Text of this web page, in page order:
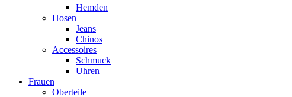
Hemden
Hosen
Jeans
Chinos
Accessoires
Schmuck
Uhren
Frauen
Oberteile